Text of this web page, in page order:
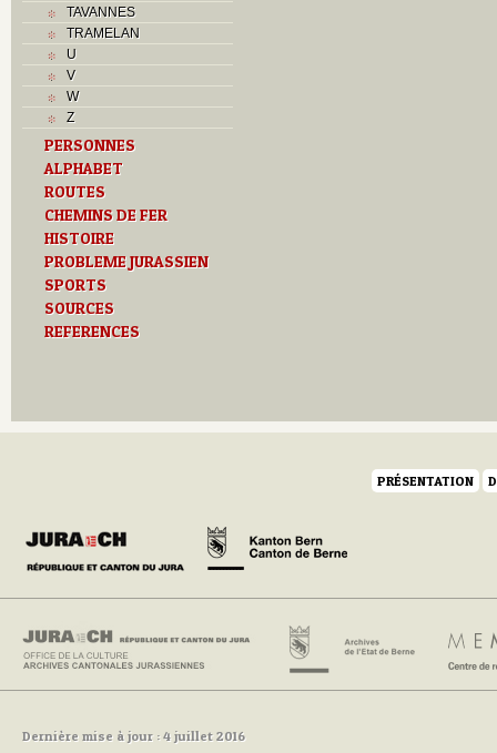
TAVANNES
TRAMELAN
U
V
W
Z
PERSONNES
ALPHABET
ROUTES
CHEMINS DE FER
HISTOIRE
PROBLEME JURASSIEN
SPORTS
SOURCES
REFERENCES
PRÉSENTATION
Dernière mise à jour : 4 juillet 2016